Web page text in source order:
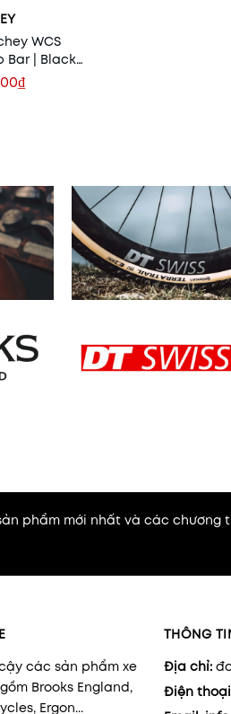
WCS
Bar | Black |
phẩm mới nhất và các chương
các sản phẩm xe
Brooks England,
Ergon...
THÔNG
Địa chỉ:
Điện